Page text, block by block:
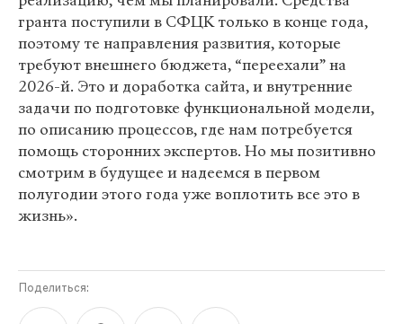
гранта поступили в СФЦК только в конце года,
поэтому те направления развития, которые
требуют внешнего бюджета, “переехали” на
2026-й. Это и доработка сайта, и внутренние
задачи по подготовке функциональной модели,
по описанию процессов, где нам потребуется
помощь сторонних экспертов. Но мы позитивно
смотрим в будущее и надеемся в первом
полугодии этого года уже воплотить все это в
жизнь».
Поделиться: